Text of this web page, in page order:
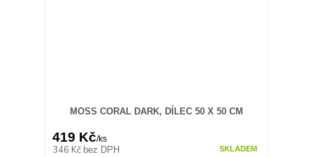
MOSS CORAL DARK, DÍLEC 50 X 50 CM
419 Kč/ks
346 Kč bez DPH SKLADEM